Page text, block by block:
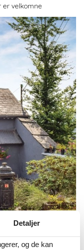
er velkomne
uge.
Detaljer
og de kan